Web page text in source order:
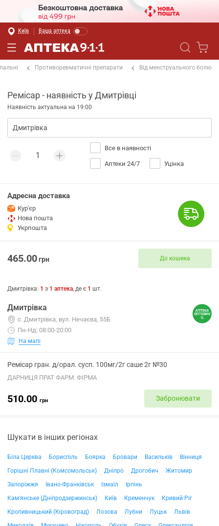
Київ Ваша аптека
Противоревматичні препарати Від менструального болю
Ремісар - наявність у Дмитрівці
Наявність актуальна на 19:00
Все в наявності
Аптеки 24/7 Уцінка
Адресна доставка
Кур'єр
Нова пошта
Укрпошта
465.00грн До кошика
Дмитрівка: 1 з 1 аптека, де є 1 шт.
Дмитрівка
с. Дмитрівка, вул. Нечаєва, 55Б
Пн-Нд: 08:00-20:00
На мапі
Ремісар гран. д/орал. сусп. 100мг/2г саше 2г №30
ДАРНИЦЯ ПРАТ ФАРМ. ФІРМА
510.00 грн Забронювати
Шукати в інших регіонах
Біла Церква Бориспіль Боярка Бровари Васильків
Вінниця
Горішні Плавні (Комсомольськ)
Дніпро Дрогобич
Житомир
Запоріжжя
Івано-Франківськ Ізмаїл
Ірпінь
Кам'янське (Дніпродзержинськ)
Київ Кременчук
Кривий Ріг
Кропивницький (Кіровоград)
Лозова Лубни Луцьк
Львів